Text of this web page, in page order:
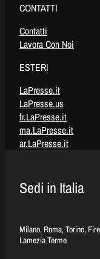
CONTATTI
Contatti
Lavora Con Noi
ESTERI
LaPresse.it
LaPresse.us
fr.LaPresse.it
ma.LaPresse.it
ar.LaPresse.it
Sedi in Italia
Milano, Roma, Torino,
Lamezia Terme